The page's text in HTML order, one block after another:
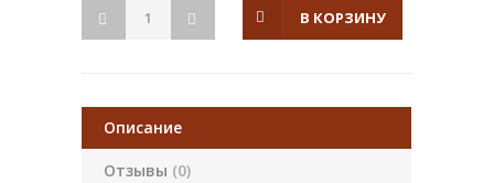
В КОРЗИНУ
Описание
Отзывы (0)